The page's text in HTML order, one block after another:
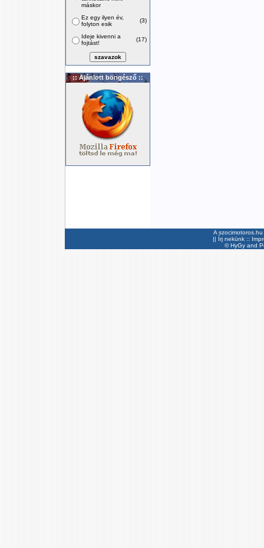
máskor
Ez egy ilyen év,
folyton esik
(3)
Ideje kivenni a
fojtást!
(17)
:: Ajánlott böngésző ::
A
|| Írj nekünk ::
©HyGyand